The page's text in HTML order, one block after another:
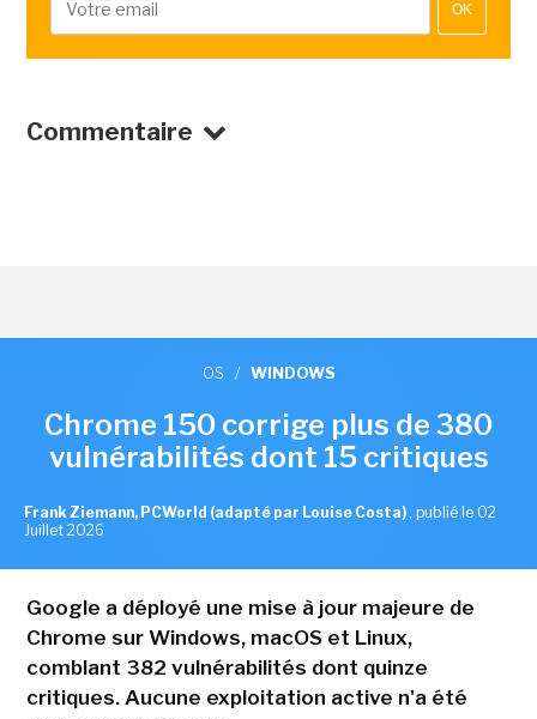
OK
Commentaire
OS / WINDOWS
Chrome 150 corrige plus de 380
vulnérabilités dont 15 critiques
Frank Ziemann, PCWorld (adapté par Louise Costa) , publié le 02
Juillet 2026
Google a déployé une mise à jour majeure de
Chrome sur Windows, macOS et Linux,
comblant 382 vulnérabilités dont quinze
critiques. Aucune exploitation active n'a été